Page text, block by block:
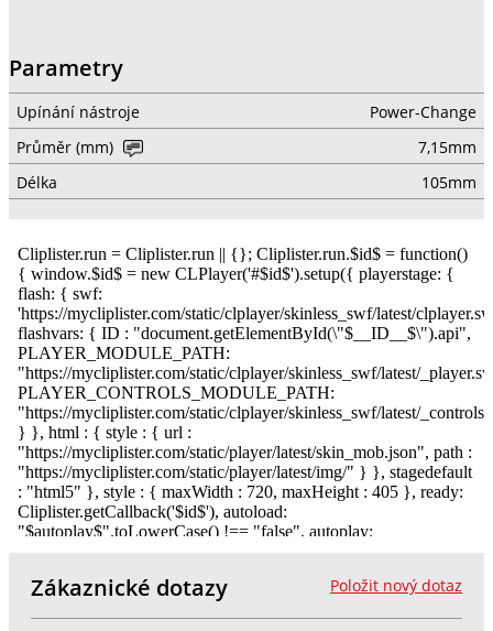
Parametry
Upínání nástroje
Power-Change
Průměr (mm)
7,15mm
Délka
105mm
Položit nový dotaz
Zákaznické dotazy